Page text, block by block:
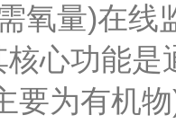
量)在线监
心功能
要为有机